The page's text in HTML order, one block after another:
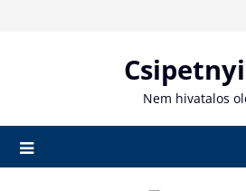
Nem hivatalos